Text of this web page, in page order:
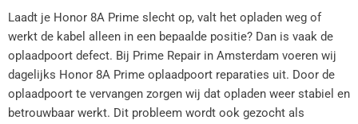
Laadt je Honor 8A Prime slecht op, valt het opladen weg of
werkt de kabel alleen in een bepaalde positie? Dan is vaak de
oplaadpoort defect. Bij Prime Repair in Amsterdam voeren wij
dagelijks Honor 8A Prime oplaadpoort reparaties uit. Door de
oplaadpoort te vervangen zorgen wij dat opladen weer stabiel en
betrouwbaar werkt. Dit probleem wordt ook gezocht als